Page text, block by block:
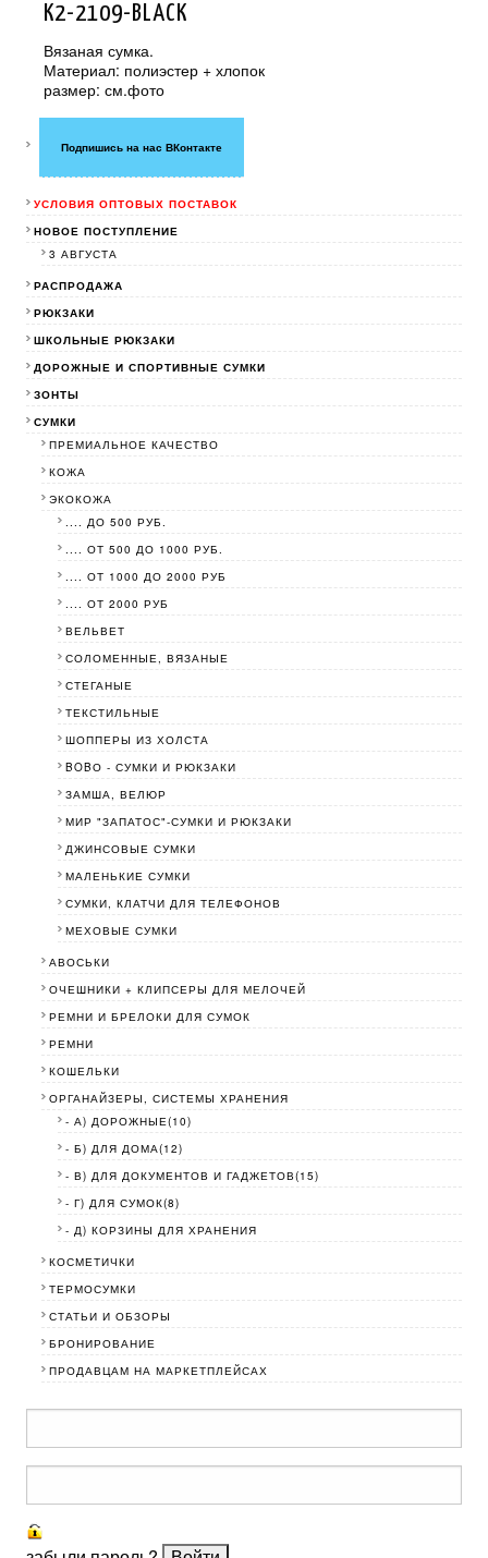
K2-2109-BLACK
Вязаная сумка.
Материал: полиэстер + хлопок
размер: см.фото
Подпишись на нас ВКонтакте
УСЛОВИЯ ОПТОВЫХ ПОСТАВОК
НОВОЕ ПОСТУПЛЕНИЕ
3 АВГУСТА
РАСПРОДАЖА
РЮКЗАКИ
ШКОЛЬНЫЕ РЮКЗАКИ
ДОРОЖНЫЕ И СПОРТИВНЫЕ СУМКИ
ЗОНТЫ
СУМКИ
ПРЕМИАЛЬНОЕ КАЧЕСТВО
КОЖА
ЭКОКОЖА
.... ДО 500 РУБ.
.... ОТ 500 ДО 1000 РУБ.
.... ОТ 1000 ДО 2000 РУБ
.... ОТ 2000 РУБ
ВЕЛЬВЕТ
СОЛОМЕННЫЕ, ВЯЗАНЫЕ
СТЕГАНЫЕ
ТЕКСТИЛЬНЫЕ
ШОППЕРЫ ИЗ ХОЛСТА
BOBО - СУМКИ И РЮКЗАКИ
ЗАМША, ВЕЛЮР
МИР "ЗАПАТОС"-СУМКИ И РЮКЗАКИ
ДЖИНСОВЫЕ СУМКИ
МАЛЕНЬКИЕ СУМКИ
СУМКИ, КЛАТЧИ ДЛЯ ТЕЛЕФОНОВ
МЕХОВЫЕ СУМКИ
АВОСЬКИ
ОЧЕШНИКИ + КЛИПСЕРЫ ДЛЯ МЕЛОЧЕЙ
РЕМНИ И БРЕЛОКИ ДЛЯ СУМОК
РЕМНИ
КОШЕЛЬКИ
ОРГАНАЙЗЕРЫ, СИСТЕМЫ ХРАНЕНИЯ
- А) ДОРОЖНЫЕ(10)
- Б) ДЛЯ ДОМА(12)
- В) ДЛЯ ДОКУМЕНТОВ И ГАДЖЕТОВ(15)
- Г) ДЛЯ СУМОК(8)
- Д) КОРЗИНЫ ДЛЯ ХРАНЕНИЯ
КОСМЕТИЧКИ
ТЕРМОСУМКИ
СТАТЬИ И ОБЗОРЫ
БРОНИРОВАНИЕ
ПРОДАВЦАМ НА МАРКЕТПЛЕЙСАХ